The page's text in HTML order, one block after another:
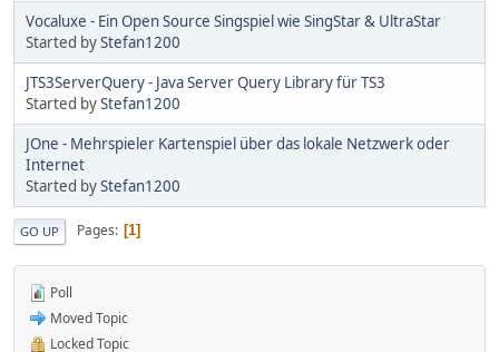
Vocaluxe - Ein Open Source Singspiel wie SingStar & UltraStar
Started byStefan1200
JTS3ServerQuery - Java Server Query Library für TS3
Started byStefan1200
JOne - Mehrspieler Kartenspiel über das lokale Netzwerk oder
Internet
Started byStefan1200
GO UP Pages 1
Poll
Moved Topic
Locked Topic